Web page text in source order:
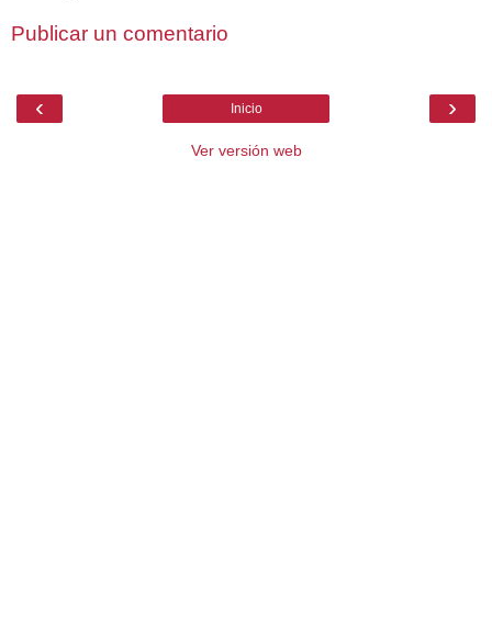
Publicar un comentario
‹ ›
Inicio
Ver versión web